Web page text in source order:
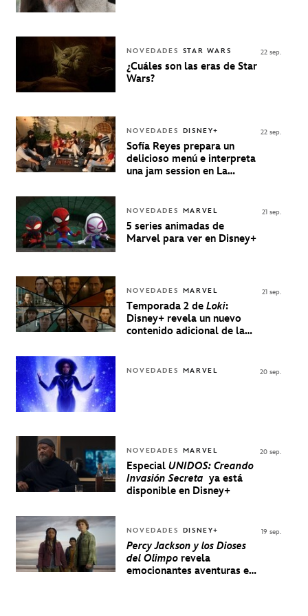
NOVEDADES STAR WARS
¿Cuáles son las eras de Star
Wars?
22 sep.
NOVEDADES DISNEY+
Sofía Reyes prepara un
delicioso menú e interpreta
una jam session en La
22 sep.
NOVEDADES MARVEL
5 series animadas de
Marvel para ver en Disney+
21 sep.
NOVEDADES MARVEL
Temporada 2 de Loki:
Disney+ revela un nuevo
contenido adicional de la
21 sep.
NOVEDADES MARVEL 20 sep.
NOVEDADES MARVEL
Especial UNIDOS: Creando
Invasión Secreta ya está
disponible en Disney+
20 sep.
NOVEDADES DISNEY+
Percy Jackson y los Dioses
del Olimporevela
emocionantes aventuras en
19 sep.